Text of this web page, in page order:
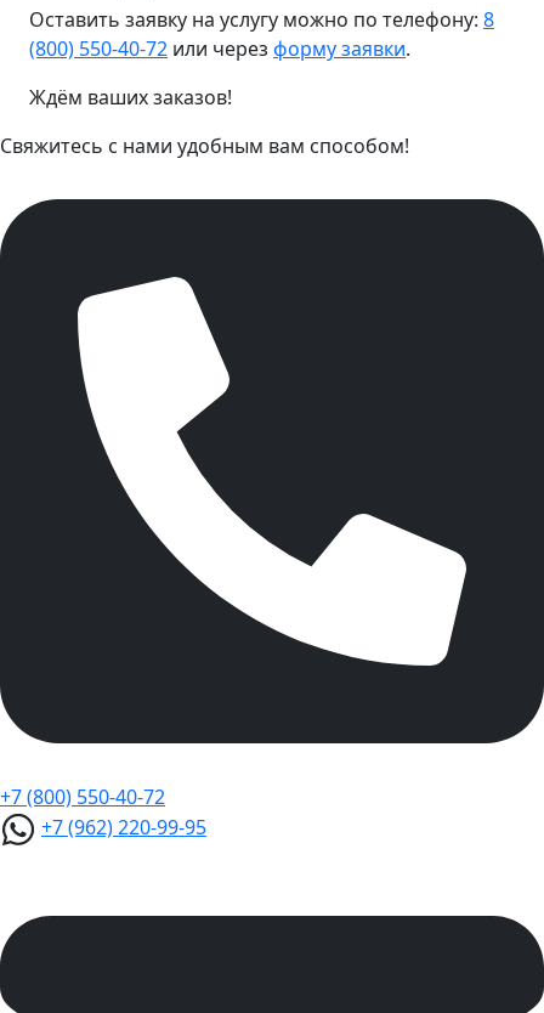
Оставить заявку на услугу можно по телефону: 8
(800) 550-40-72 или через форму заявки.
Ждём ваших заказов!
Свяжитесь с нами удобным вам способом!
+7 (800) 550-40-72
+7 (962) 220-99-95